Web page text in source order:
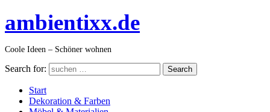
ambientixx.de
Coole Ideen – Schöner wohnen
Search for: Search
Start
Dekoration & Farben